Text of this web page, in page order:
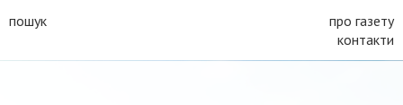
пошук
про газету
контакти